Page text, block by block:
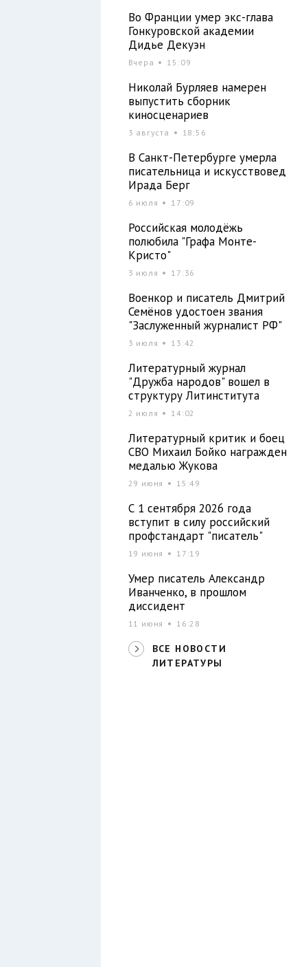
Во Франции умер экс-глава
Гонкуровской академии
Дидье Декуэн
Вчера 15:09
Николай Бурляев намерен
выпустить сборник
киносценариев
3 августа 18:56
В Санкт-Петербурге умерла
писательница и искусствовед
Ирада Берг
6 июля 17:09
Российская молодёжь
полюбила "Графа Монте-
Кристо"
3 июля 17:36
Военкор и писатель Дмитрий
Семёнов удостоен звания
"Заслуженный журналист РФ"
3 июля 13:42
Литературный журнал
"Дружба народов" вошел в
структуру Литинститута
2 июля 14:02
Литературный критик и боец
СВО Михаил Бойко награжден
медалью Жукова
29 июня 15:49
С 1 сентября 2026 года
вступит в силу российский
профстандарт "писатель"
19 июня 17:19
Умер писатель Александр
Иванченко, в прошлом
диссидент
11 июня 16:28
ВСЕ НОВОСТИ
ЛИТЕРАТУРЫ